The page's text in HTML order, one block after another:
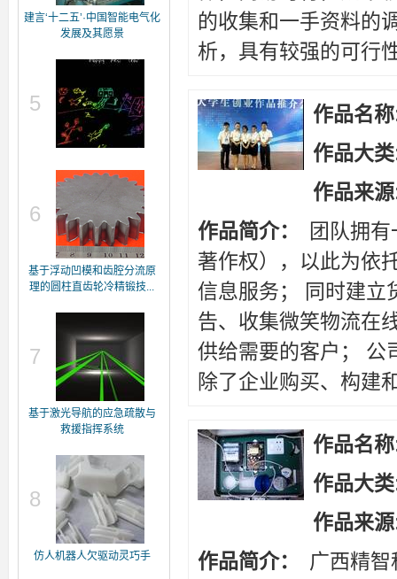
建言‘十二五’·中国智能电气化
发展及其愿景
5
6
基于浮动凹模和齿腔分流原
理的圆柱直齿轮冷精锻技...
7
基于激光导航的应急疏散与
救援指挥系统
8
仿人机器人欠驱动灵巧手
的收集和一手资料的
析，具有较强的可行
作品名
作品大
作品来
作品简介：
团队拥
著作权），以此为依
信息服务； 同时建立
告、收集微笑物流在
供给需要的客户； 公
除了企业购买、构建
作品名
作品大
作品来
作品简介：
广西精